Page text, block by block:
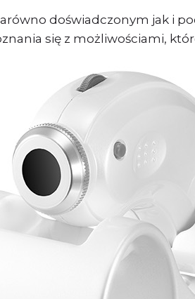
doświadczonym jak i
się z możliwościami,